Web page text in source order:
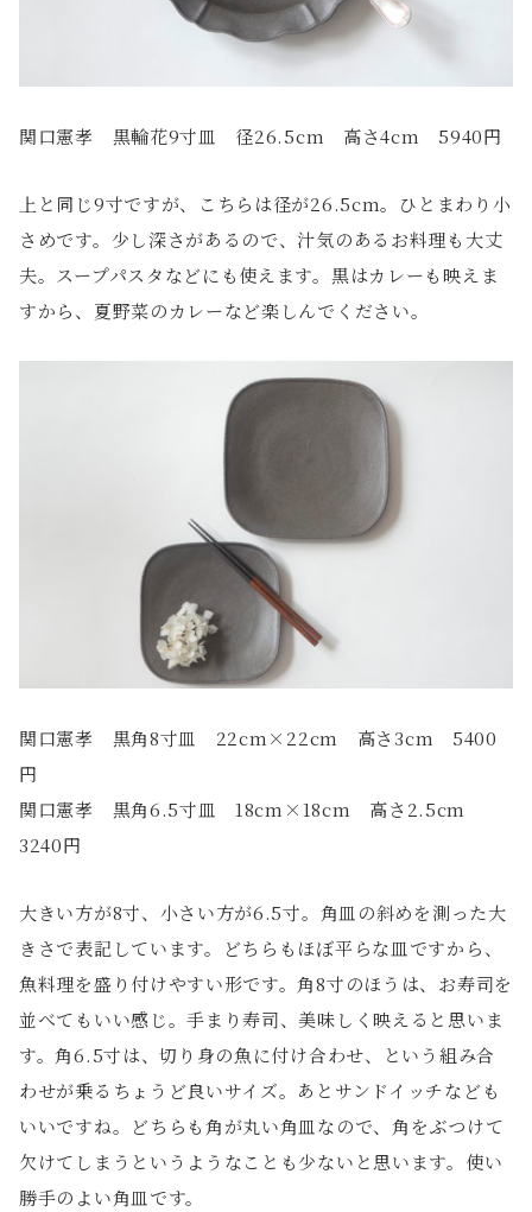
関口憲孝 黒輪花9寸皿 径26.5cm 高さ4cm 5940円
上と同じ9寸ですが、こちらは径が26.5cm。ひとまわり小
さめです。少し深さがあるので、汁気のあるお料理も大丈
夫。スープパスタなどにも使えます。黒はカレーも映えま
すから、夏野菜のカレーなど楽しんでください。
関口憲孝 黒角8寸皿 22cm×22cm 高さ3cm 5400
円
関口憲孝 黒角6.5寸皿 18cm×18cm 高さ2.5cm
3240円
大きい方が8寸、小さい方が6.5寸。角皿の斜めを測った大
きさで表記しています。どちらもほぼ平らな皿ですから、
魚料理を盛り付けやすい形です。角8寸のほうは、お寿司を
並べてもいい感じ。手まり寿司、美味しく映えると思いま
す。角6.5寸は、切り身の魚に付け合わせ、という組み合
わせが乗るちょうど良いサイズ。あとサンドイッチなども
いいですね。どちらも角が丸い角皿なので、角をぶつけて
欠けてしまうというようなことも少ないと思います。使い
勝手のよい角皿です。